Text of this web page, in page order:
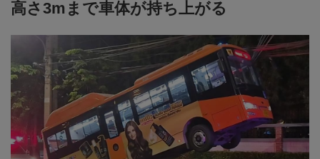
高さ3mまで車体が持ち上がる